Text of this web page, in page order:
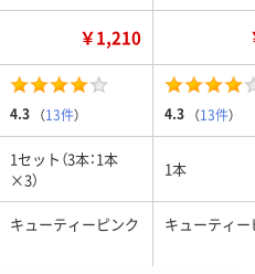
￥1,210
4.3 （13件） 4.3 （13件）
1セット（3本：1本
×3）
1本
キューティーピンク キューティ